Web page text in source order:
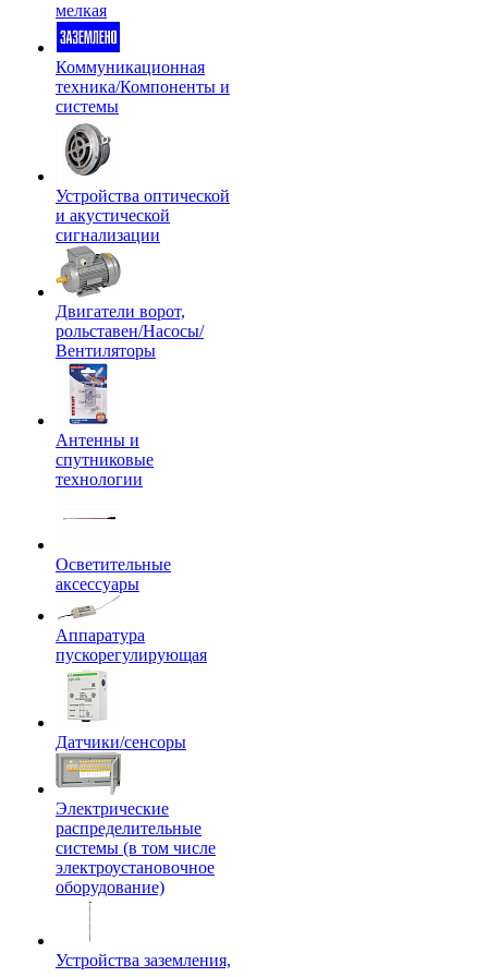
мелкая
Коммуникационная
техника/Компоненты и
системы
Устройства оптической
и акустической
сигнализации
Двигатели ворот,
рольставен/Насосы/
Вентиляторы
Антенны и
спутниковые
технологии
Осветительные
аксессуары
Аппаратура
пускорегулирующая
Датчики/сенсоры
Электрические
распределительные
системы (в том числе
электроустановочное
оборудование)
Устройства заземления,